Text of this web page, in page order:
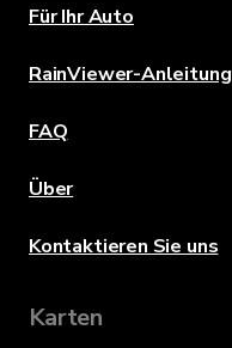
Für Ihr Auto
RainViewer-Anleitung
FAQ
Über
Kontaktieren Sie uns
Karten